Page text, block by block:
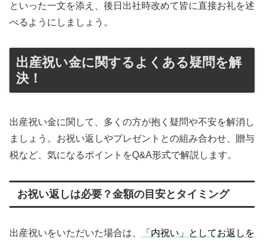
といった一文を添え、後日出社時改めて皆に直接お礼を述
べるようにしましょう。
出産祝い金に関するよくある疑問を解
決！
出産祝い金に関して、多くの方が抱く疑問や不安を解消し
ましょう。お祝い返しやプレゼントとの組み合わせ、贈与
税など、気になるポイントをQ&A形式で解説します。
お祝い返しは必要？金額の目安とタイミング
出産祝いをいただいた場合は、
「内祝い」としてお返しを